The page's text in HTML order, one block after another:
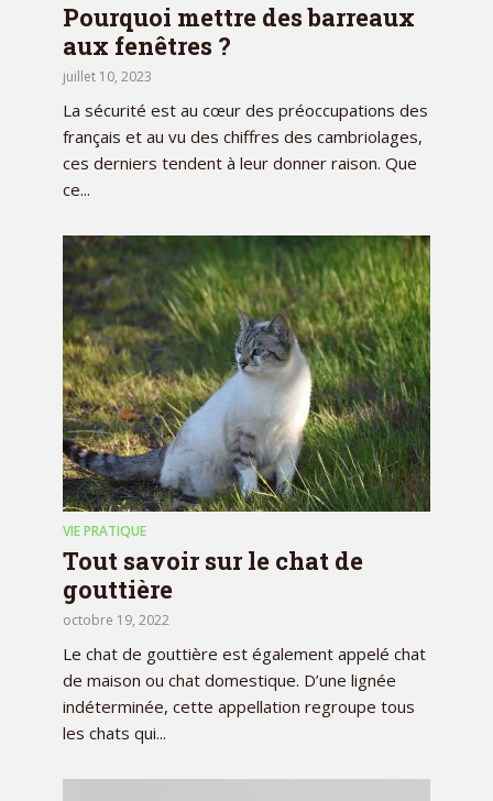
Pourquoi mettre des barreaux
aux fenêtres ?
juillet 10, 2023
La sécurité est au cœur des préoccupations des
français et au vu des chiffres des cambriolages,
ces derniers tendent à leur donner raison. Que
ce...
VIE PRATIQUE
Tout savoir sur le chat de
gouttière
octobre 19, 2022
Le chat de gouttière est également appelé chat
de maison ou chat domestique. D’une lignée
indéterminée, cette appellation regroupe tous
les chats qui...